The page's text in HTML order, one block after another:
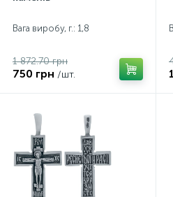
Вага виробу, г.: 1,8
1 872.70 грн
750 грн /шт.
Про нас
Оплата та доставка
Срібні ланцюжки
Срібні сувеніри
Золоті ланцюги